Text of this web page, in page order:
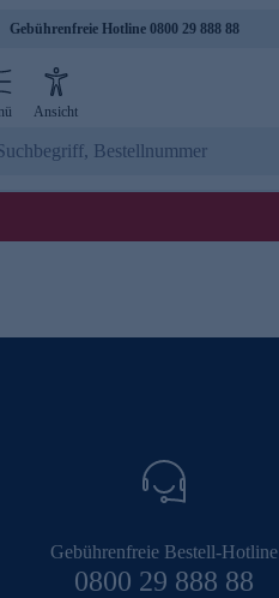
Gebührenfreie Hotline 0800 29 888 88
Ansicht
Gebührenfreie Bestell-Hotline
0800 29 888 88